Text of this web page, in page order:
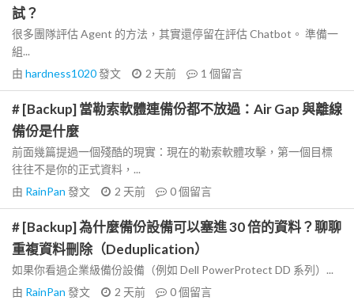
試？
很多團隊評估 Agent 的方法，其實還停留在評估 Chatbot。 準備一
組...
由 hardness1020發文 2 天前 1 個留言
# [Backup] 當勒索軟體連備份都不放過：Air Gap 與離線
備份是什麼
前面幾篇提過一個殘酷的現實：現在的勒索軟體攻擊，第一個目標
往往不是你的正式資料，...
由 RainPan 發文 2 天前 0個留言
# [Backup] 為什麼備份設備可以塞進 30 倍的資料？聊聊
重複資料刪除（Deduplication）
如果你看過企業級備份設備（例如 Dell PowerProtect DD 系列）...
由 RainPan 發文 2 天前 0個留言